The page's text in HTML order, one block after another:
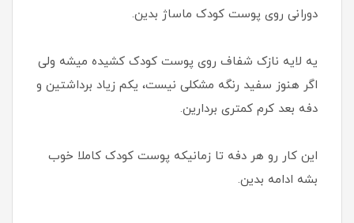
دورانی روی پوست کودک ماساژ بدین.
یه لایه نازک شفاف روی پوست کودک کشیده میشه ولی
اگر هنوز سفید رنگه مشکلی نیست، یکم زیاد برداشتین و
دفه بعد کرم کمتری بردارین.
این کار رو هر دفه تا زمانیکه پوست کودک کاملا خوب
بشه ادامه بدین.